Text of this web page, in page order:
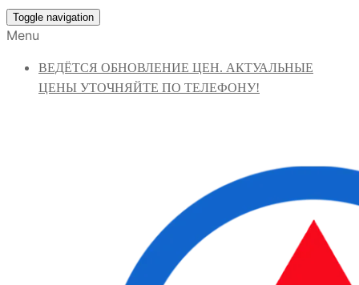
Toggle navigation
Menu
ВЕДЁТСЯ ОБНОВЛЕНИЕ ЦЕН. АКТУАЛЬНЫЕ
ЦЕНЫ УТОЧНЯЙТЕ ПО ТЕЛЕФОНУ!